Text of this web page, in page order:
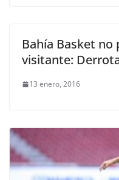
Bahía Basket no
visitante:
13 enero, 2016